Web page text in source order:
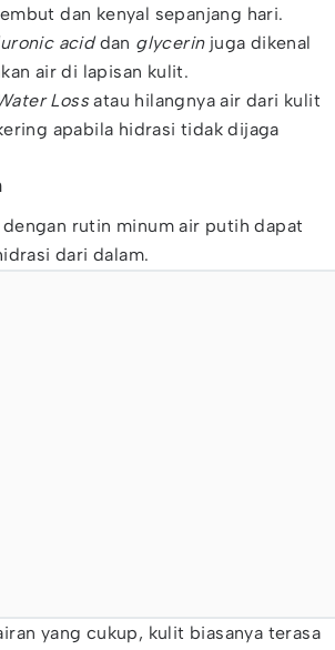
dan kenyal sepanjang hari.
aciddan glycerinjuga dikenal
air di lapisan kulit.
Lossatau hilangnya air dari kulit
apabila hidrasi tidak dijaga
rutin minum air putih dapat
dari dalam.
yang cukup, kulit biasanya terasa